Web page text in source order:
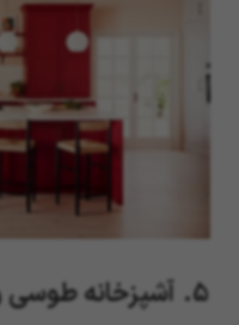
5. آشپزخانه طوسی و طلایی